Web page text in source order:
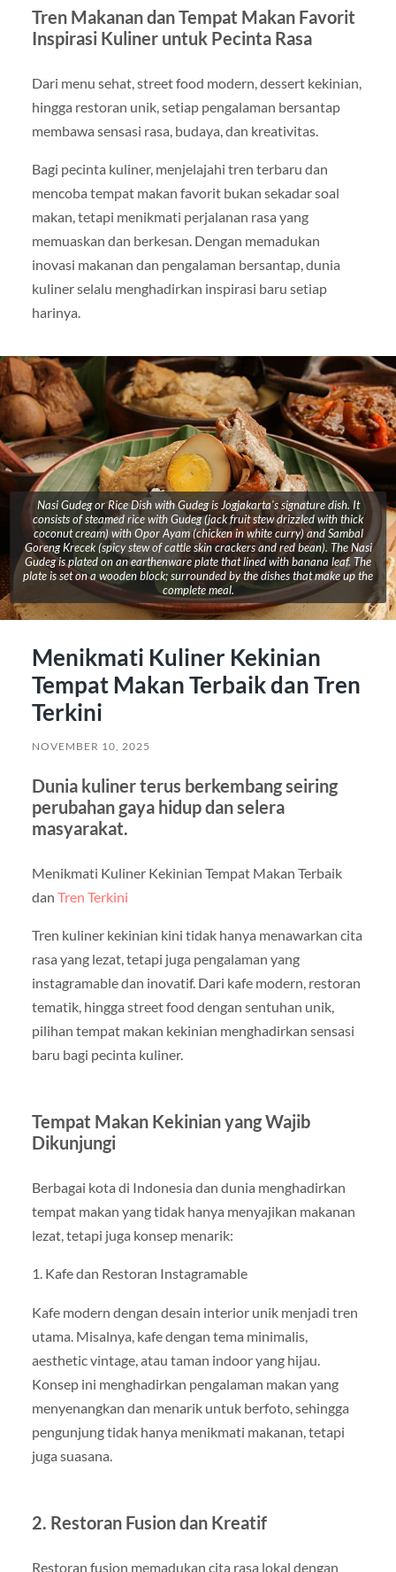
Tren Makanan dan Tempat Makan Favorit
Inspirasi Kuliner untuk Pecinta Rasa
Dari menu sehat, street food modern, dessert kekinian,
hingga restoran unik, setiap pengalaman bersantap
membawa sensasi rasa, budaya, dan kreativitas.
Bagi pecinta kuliner, menjelajahi tren terbaru dan
mencoba tempat makan favorit bukan sekadar soal
makan, tetapi menikmati perjalanan rasa yang
memuaskan dan berkesan. Dengan memadukan
inovasi makanan dan pengalaman bersantap, dunia
kuliner selalu menghadirkan inspirasi baru setiap
harinya.
Nasi Gudeg or Rice Dish with Gudeg is Jogjakarta's signature dish. It
consists of steamed rice with Gudeg (jack fruit stew drizzled with thick
coconut cream) with Opor Ayam (chicken in white curry) and Sambal
Goreng Krecek (spicy stew of cattle skin crackers and red bean). The Nasi
Gudeg is plated on an earthenware plate that lined with banana leaf. The
plate is set on a wooden block; surrounded by the dishes that make up the
complete meal.
Menikmati Kuliner Kekinian
Tempat Makan Terbaik dan Tren
Terkini
NOVEMBER 10, 2025
Dunia kuliner terus berkembang seiring
perubahan gaya hidup dan selera
masyarakat.
Menikmati Kuliner Kekinian Tempat Makan Terbaik
dan Tren Terkini
Tren kuliner kekinian kini tidak hanya menawarkan cita
rasa yang lezat, tetapi juga pengalaman yang
instagramable dan inovatif. Dari kafe modern, restoran
tematik, hingga street food dengan sentuhan unik,
pilihan tempat makan kekinian menghadirkan sensasi
baru bagi pecinta kuliner.
Tempat Makan Kekinian yang Wajib
Dikunjungi
Berbagai kota di Indonesia dan dunia menghadirkan
tempat makan yang tidak hanya menyajikan makanan
lezat, tetapi juga konsep menarik:
1. Kafe dan Restoran Instagramable
Kafe modern dengan desain interior unik menjadi tren
utama. Misalnya, kafe dengan tema minimalis,
aesthetic vintage, atau taman indoor yang hijau.
Konsep ini menghadirkan pengalaman makan yang
menyenangkan dan menarik untuk berfoto, sehingga
pengunjung tidak hanya menikmati makanan, tetapi
juga suasana.
2. Restoran Fusion dan Kreatif
Restoran fusion memadukan cita rasa lokal dengan